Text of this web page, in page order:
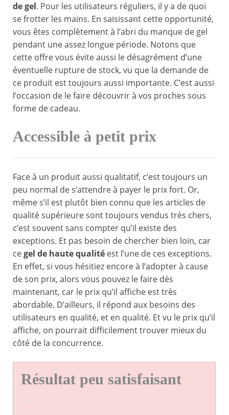
de gel. Pour les utilisateurs réguliers, il y a de quoi
se frotter les mains. En saisissant cette opportunité,
vous êtes complètement à l’abri du manque de gel
pendant une assez longue période. Notons que
cette offre vous évite aussi le désagrément d’une
éventuelle rupture de stock, vu que la demande de
ce produit est toujours aussi importante. C’est aussi
l’occasion de le faire découvrir à vos proches sous
forme de cadeau.
Accessible à petit prix
Face à un produit aussi qualitatif, c’est toujours un
peu normal de s’attendre à payer le prix fort. Or,
même s’il est plutôt bien connu que les articles de
qualité supérieure sont toujours vendus très chers,
c’est souvent sans compter qu’il existe des
exceptions. Et pas besoin de chercher bien loin, car
cegel de haute qualité est l’une de ces exceptions.
En effet, si vous hésitiez encore à l’adopter à cause
de son prix, alors vous pouvez le faire dès
maintenant, car le prix qu’il affiche est très
abordable. D’ailleurs, il répond aux besoins des
utilisateurs en qualité, et en qualité. Et vu le prix qu’il
affiche, on pourrait difficilement trouver mieux du
côté de la concurrence.
Résultat peu satisfaisant